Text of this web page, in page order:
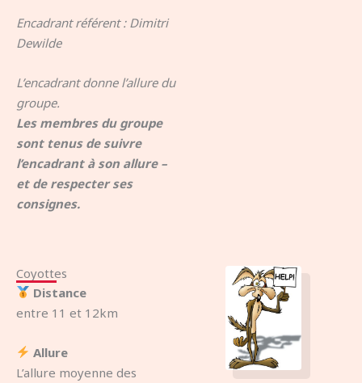
Encadrant référent : Dimitri
Dewilde
L’encadrant donne l’allure du
groupe.
Les membres du groupe
sont tenus de suivre
l’encadrant à son allure –
et de respecter ses
consignes.
Coyottes
Distance
entre 11 et 12km
Allure
L’allure moyenne des